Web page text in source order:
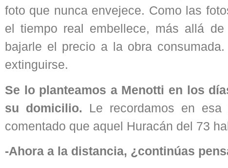
foto que nunca envejece. Como las
el tiempo real embellece, más allá
bajarle el precio a la obra
extinguirse.
Se lo planteamos a Menotti en los
su domicilio. Le recordamos en
comentado que aquel Huracán del 73
-Ahora a la distancia, ¿continúas